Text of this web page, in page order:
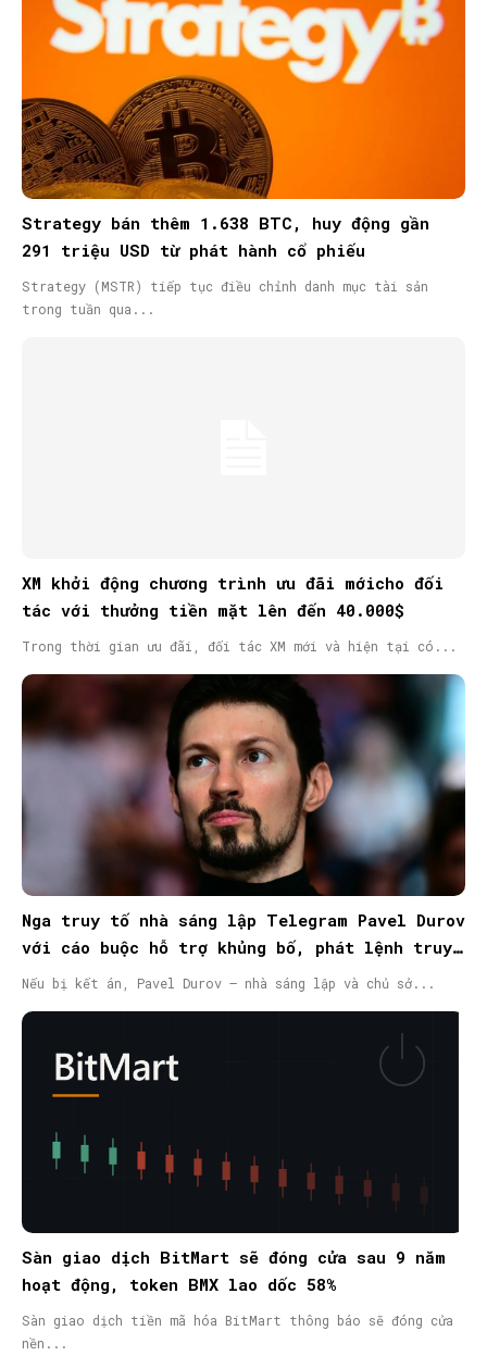
Strategy bán thêm 1.638 BTC, huy động gần
291 triệu USD từ phát hành cổ phiếu
Strategy (MSTR) tiếp tục điều chỉnh danh mục tài sản
trong tuần qua...
XM khởi động chương trình ưu đãi mớicho đối
tác với thưởng tiền mặt lên đến 40.000$
Trong thời gian ưu đãi, đối tác XM mới và hiện tại có...
Nga truy tố nhà sáng lập Telegram Pavel Durov
với cáo buộc hỗ trợ khủng bố, phát lệnh truy
nã quốc tế
Nếu bị kết án, Pavel Durov – nhà sáng lập và chủ sở...
Sàn giao dịch BitMart sẽ đóng cửa sau 9 năm
hoạt động, token BMX lao dốc 58%
Sàn giao dịch tiền mã hóa BitMart thông báo sẽ đóng cửa
nền...